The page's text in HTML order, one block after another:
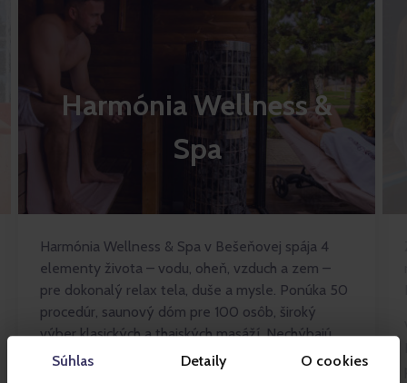
Súhlas Detaily O cookies
Harmónia Wellness &
Spa
Harmónia Wellness & Spa v Bešeňovej spája 4
elementy života – vodu, oheň, vzduch a zem –
pre dokonalý relax tela, duše a mysle. Ponúka 50
procedúr, saunový dóm pre 100 osôb, široký
výber klasických a thajských masáží. Nechýbajú
ochladzovacie zóny, vírivky a pravidelné saunové